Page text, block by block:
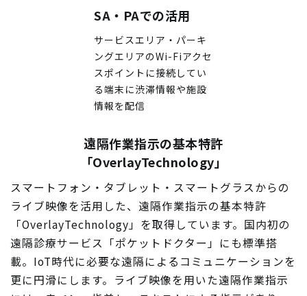
SA・PAでの活用
サービスエリア・パーキ
ングエリアのWi-Fiアクセ
スポイントに接続してい
る端末に渋滞情報や施設
情報を配信
遠隔作業指示の基本特許
「OverlayTechnology」
スマートフォン・タブレット・スマートグラスからの
ライブ映像を活用した、遠隔作業指示の基本特許
「OverlayTechnology」を取得しています。国内初の
遠隔診療サービス「ポケットドクター」にも標準搭
載。IoT時代に必要な遠隔によるコミュニケーションを
更に円滑にします。ライブ映像を用いた遠隔作業指示